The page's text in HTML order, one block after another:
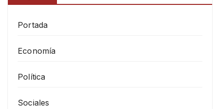
Portada
Economía
Política
Sociales